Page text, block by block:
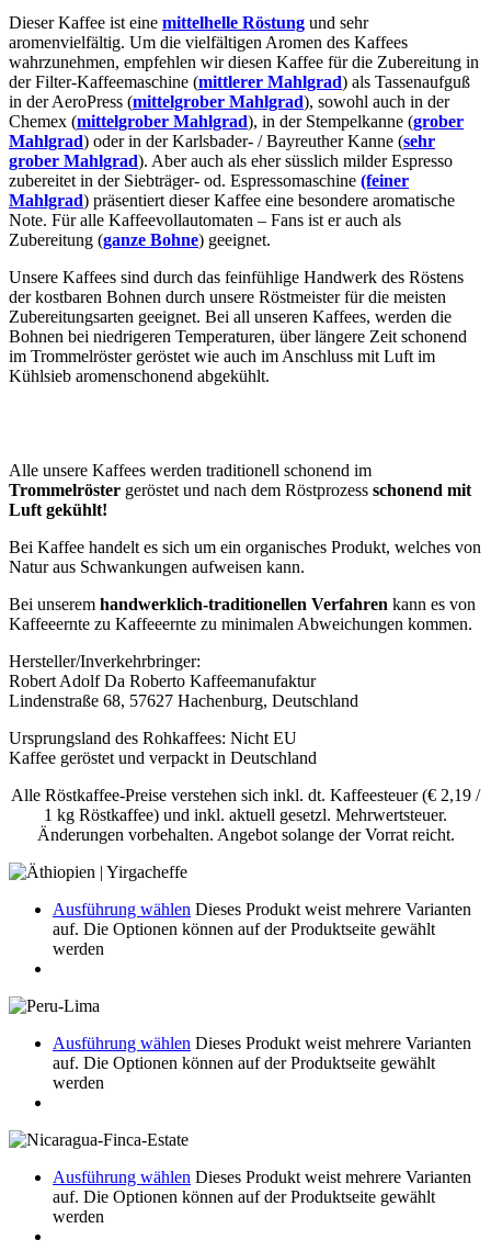
Dieser Kaffee ist eine mittelhelle Röstung und sehr
aromenvielfältig. Um die vielfältigen Aromen des Kaffees
wahrzunehmen, empfehlen wir diesen Kaffee für die Zubereitung in
der Filter-Kaffeemaschine (mittlerer Mahlgrad) als Tassenaufguß
in der AeroPress (mittelgrober Mahlgrad), sowohl auch in der
Chemex (mittelgrober Mahlgrad), in der Stempelkanne (grober
Mahlgrad) oder in der Karlsbader- / Bayreuther Kanne (sehr
grober Mahlgrad). Aber auch als eher süsslich milder Espresso
zubereitet in der Siebträger- od. Espressomaschine (feiner
Mahlgrad) präsentiert dieser Kaffee eine besondere aromatische
Note. Für alle Kaffeevollautomaten – Fans ist er auch als
Zubereitung (ganze Bohne) geeignet.
Unsere Kaffees sind durch das feinfühlige Handwerk des Röstens
der kostbaren Bohnen durch unsere Röstmeister für die meisten
Zubereitungsarten geeignet. Bei all unseren Kaffees, werden die
Bohnen bei niedrigeren Temperaturen, über längere Zeit schonend
im Trommelröster geröstet wie auch im Anschluss mit Luft im
Kühlsieb aromenschonend abgekühlt.
Alle unsere Kaffees werden traditionell schonend im
Trommelröster geröstet und nach dem Röstprozess schonend mit
Luft gekühlt!
Bei Kaffee handelt es sich um ein organisches Produkt, welches von
Natur aus Schwankungen aufweisen kann.
Bei unserem handwerklich-traditionellen Verfahren kann es von
Kaffeeernte zu Kaffeeernte zu minimalen Abweichungen kommen.
Hersteller/Inverkehrbringer:
Robert Adolf Da Roberto Kaffeemanufaktur
Lindenstraße 68, 57627 Hachenburg, Deutschland
Ursprungsland des Rohkaffees: Nicht EU
Kaffee geröstet und verpackt in Deutschland
Alle Röstkaffee-Preise verstehen sich inkl. dt. Kaffeesteuer (€ 2,19 /
1 kg Röstkaffee) und inkl. aktuell gesetzl. Mehrwertsteuer.
Änderungen vorbehalten. Angebot solange der Vorrat reicht.
Ausführung wählen Dieses Produkt weist mehrere Varianten
auf. Die Optionen können auf der Produktseite gewählt
werden
Ausführung wählen Dieses Produkt weist mehrere Varianten
auf. Die Optionen können auf der Produktseite gewählt
werden
Ausführung wählen Dieses Produkt weist mehrere Varianten
auf. Die Optionen können auf der Produktseite gewählt
werden